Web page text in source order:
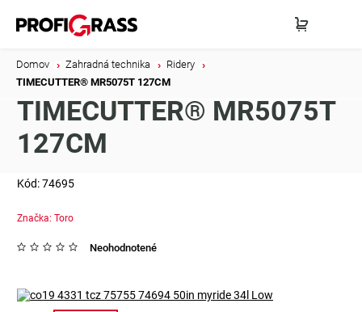
Domov Zahradná technika Ridery
TIMECUTTER® MR5075T 127CM
TIMECUTTER® MR5075T
127CM
Kód:74695
Neohodnotené
Značka: Toro